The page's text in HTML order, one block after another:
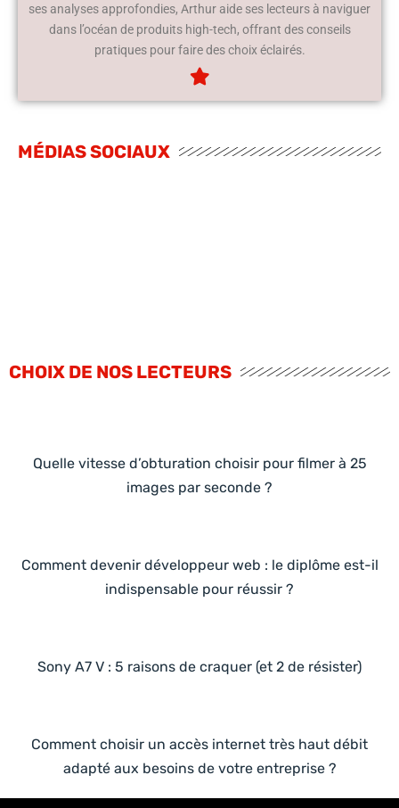
ses analyses approfondies, Arthur aide ses lecteurs à naviguer
dans l’océan de produits high-tech, offrant des conseils
pratiques pour faire des choix éclairés.
MÉDIAS SOCIAUX
CHOIX DE NOS LECTEURS
Quelle vitesse d’obturation choisir pour filmer à 25
images par seconde ?
Comment devenir développeur web : le diplôme est-il
indispensable pour réussir ?
Sony A7 V : 5 raisons de craquer (et 2 de résister)
Comment choisir un accès internet très haut débit
adapté aux besoins de votre entreprise ?